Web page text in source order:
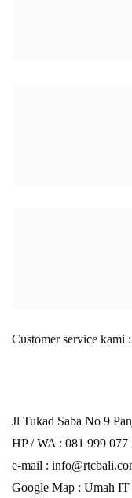
Customer service kami :
Jl Tukad Saba No 9
HP / WA : 081 999 077
e-mail :
Google Map : Umah IT